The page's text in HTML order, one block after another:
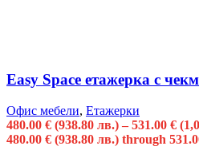
Easy Space етажерка с
Офис мебели, Етажерки
480.00 € (938.80 лв.) – 531.00 €
480.00 € (938.80 лв.) through